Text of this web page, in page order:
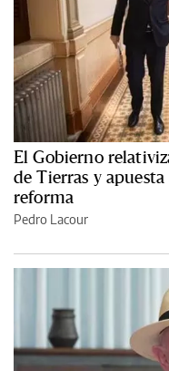
El Gobierno
de Tierras y
reforma
Pedro Lacour